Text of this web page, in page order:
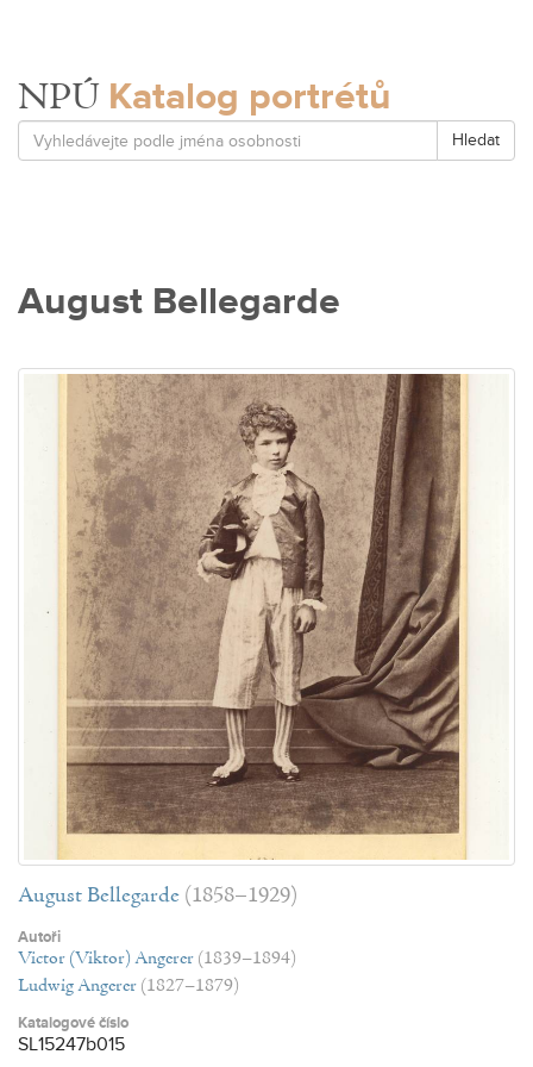
NPÚ Katalog portrétů
Hledat
August Bellegarde
August Bellegarde (1858–1929)
Autoři
Victor (Viktor) Angerer (1839–1894)
Ludwig Angerer (1827–1879)
Katalogové číslo
SL15247b015